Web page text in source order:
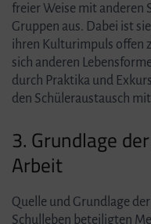
freier Weise mit anderen
Gruppen aus. Dabei ist
ihren Kulturimpuls offen
sich anderen
durch Praktika und
den Schüleraustausch
3. Grundlage
Arbeit
Quelle und Grundlage
Schulleben beteiligten